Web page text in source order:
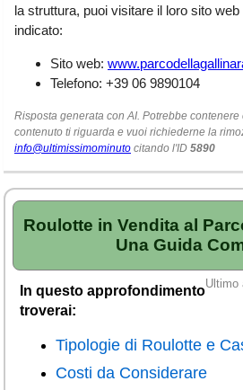
la struttura, puoi visitare il loro sito
indicato:
Sito web:
Telefono: +39 06 9890104
Risposta generata con AI. Potrebbe
contenuto ti riguarda e vuoi richiederne la
info@ultimissimominuto citando l'ID 5890
Roulotte in Vendita al
Una Guida
Ultimo
In questo approfondimento
troverai:
Tipologie di Roulotte e
Costi da Considerare
Sardegna (456)
Toscana (450)
(139)
Umbria(102)
Veneto (179)